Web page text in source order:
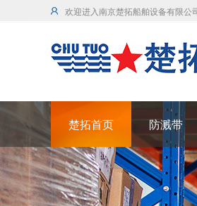
欢迎进入南京楚拓船舶设备有限公
楚拓首页 防溅带